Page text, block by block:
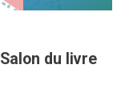
du livre